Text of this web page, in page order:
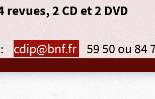
revues, 2 CD et 2 DVD
cdip@bnf.fr 59 50 ou 84